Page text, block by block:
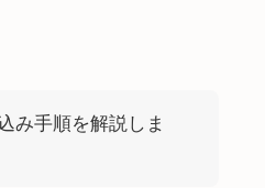
み手順を解説しま